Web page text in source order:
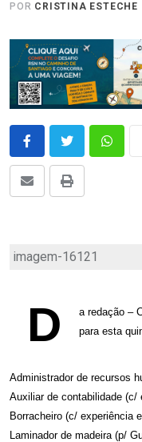
POR CRISTINA ESTECHE
imagem-16121
D
a redação –
para esta
Administrador de recursos
Auxiliar de contabilidade (c/
Borracheiro (c/ experiência
Laminador de madeira (p/